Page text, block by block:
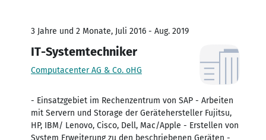
3 Jahre und 2 Monate, Juli 2016 - Aug. 2019
IT-Systemtechniker
Computacenter AG & Co. oHG
- Einsatzgebiet im Rechenzentrum von SAP - Arbeiten
mit Servern und Storage der Gerätehersteller Fujitsu,
HP, IBM/ Lenovo, Cisco, Dell, Mac/Apple - Erstellen von
System Erweiterung zu den beschriebenen Geräten -